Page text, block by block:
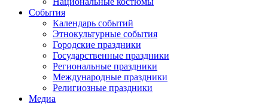
События
Календарь событий
Этнокультурные события
Городские праздники
Государственные праздники
Региональные праздники
Международные праздники
Религиозные праздники
Медиа